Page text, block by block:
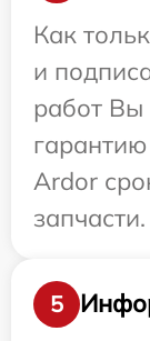
Как
и
работ
Ardor
запчасти.
5